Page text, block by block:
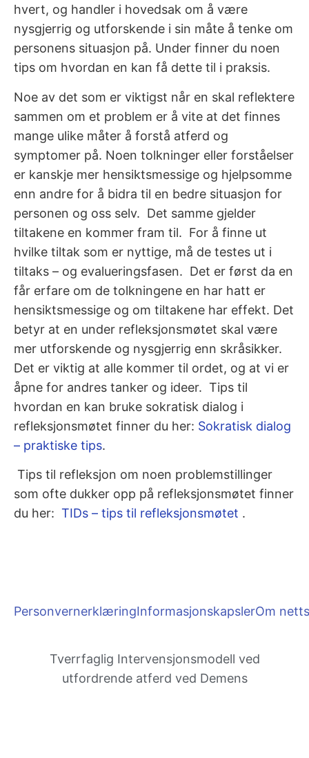
hvert, og handler i hovedsak om å være
nysgjerrig og utforskende i sin måte å tenke om
personens situasjon på. Under finner du noen
tips om hvordan en kan få dette til i praksis.
Noe av det som er viktigst når en skal reflektere
sammen om et problem er å vite at det finnes
mange ulike måter å forstå atferd og
symptomer på. Noen tolkninger eller forståelser
er kanskje mer hensiktsmessige og hjelpsomme
enn andre for å bidra til en bedre situasjon for
personen og oss selv. Det samme gjelder
tiltakene en kommer fram til. For å finne ut
hvilke tiltak som er nyttige, må de testes ut i
tiltaks – og evalueringsfasen. Det er først da en
får erfare om de tolkningene en har hatt er
hensiktsmessige og om tiltakene har effekt. Det
betyr at en under refleksjonsmøtet skal være
mer utforskende og nysgjerrig enn skråsikker.
Det er viktig at alle kommer til ordet, og at vi er
åpne for andres tanker og ideer. Tips til
hvordan en kan bruke sokratisk dialog i
refleksjonsmøtet finner du her: Sokratisk dialog
– praktiske tips.
Tips til refleksjon om noen problemstillinger
som ofte dukker opp på refleksjonsmøtet finner
du her: TIDs – tips til refleksjonsmøtet .
PersonvernerklæringInformasjonskapslerOm
Tverrfaglig Inter­vensjons­modell ved
utfordrende atferd ved Demens